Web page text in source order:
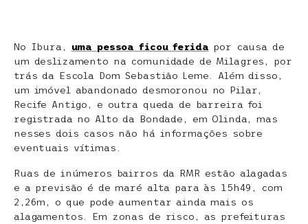
No Ibura, uma pessoa ficou ferida por causa de
um deslizamento na comunidade de Milagres, por
trás da Escola Dom Sebastião Leme. Além disso,
um imóvel abandonado desmoronou no Pilar,
Recife Antigo, e outra queda de barreira foi
registrada no Alto da Bondade, em Olinda, mas
nesses dois casos não há informações sobre
eventuais vítimas.
Ruas de inúmeros bairros da RMR estão alagadas
e a previsão é de maré alta para às 15h49, com
2,26m, o que pode aumentar ainda mais os
alagamentos. Em zonas de risco, as prefeituras